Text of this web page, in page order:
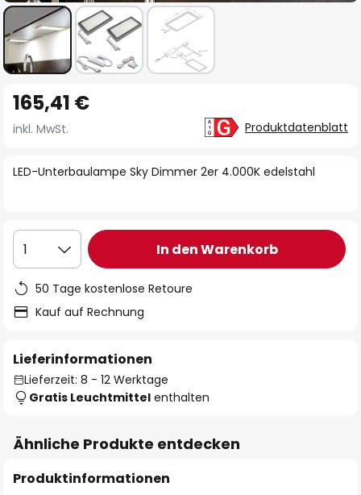
Anfang
der
springen
LED-Unterbaulampe Sky Dimmer 2er 4.000K edelstahl
165,41 €
inkl. MwSt. Produktdatenblatt
1 In den Warenkorb
50 Tage kostenlose Retoure
Kauf auf Rechnung
Lieferinformationen
Lieferzeit: 8 - 12 Werktage
Gratis Leuchtmittel enthalten
Ähnliche Produkte entdecken
Produktinformationen